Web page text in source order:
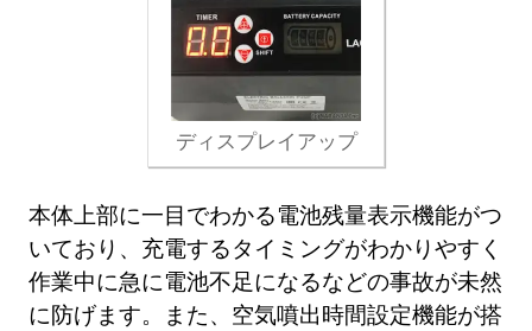
ディスプレイアップ
本体上部に一目でわかる電池残量表示機能がつ
いており、充電するタイミングがわかりやすく
作業中に急に電池不足になるなどの事故が未然
に防げます。また、空気噴出時間設定機能が搭